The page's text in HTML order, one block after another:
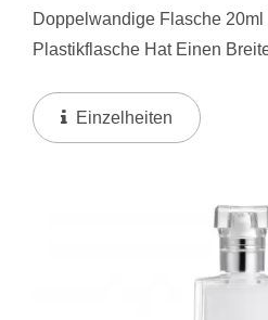
Doppelwandige Flasche
Plastikflasche Hat Einen
On-Pumpe Geliefert, Die
Lotion...
Einzelheiten